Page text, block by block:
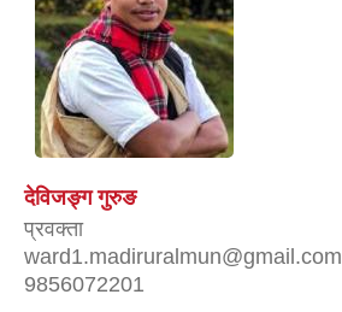
देविजङ्ग गुरुङ
प्रवक्ता
ward1.madiruralmun@gmail.com
9856072201